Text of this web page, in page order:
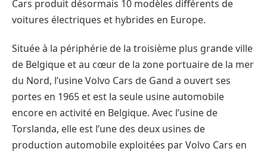
Cars produit désormais 10 modèles différents de
voitures électriques et hybrides en Europe.
Située à la périphérie de la troisième plus grande ville
de Belgique et au cœur de la zone portuaire de la mer
du Nord, l’usine Volvo Cars de Gand a ouvert ses
portes en 1965 et est la seule usine automobile
encore en activité en Belgique. Avec l’usine de
Torslanda, elle est l’une des deux usines de
production automobile exploitées par Volvo Cars en